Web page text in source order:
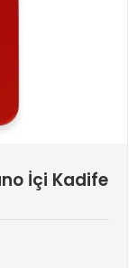
İçi Kadife